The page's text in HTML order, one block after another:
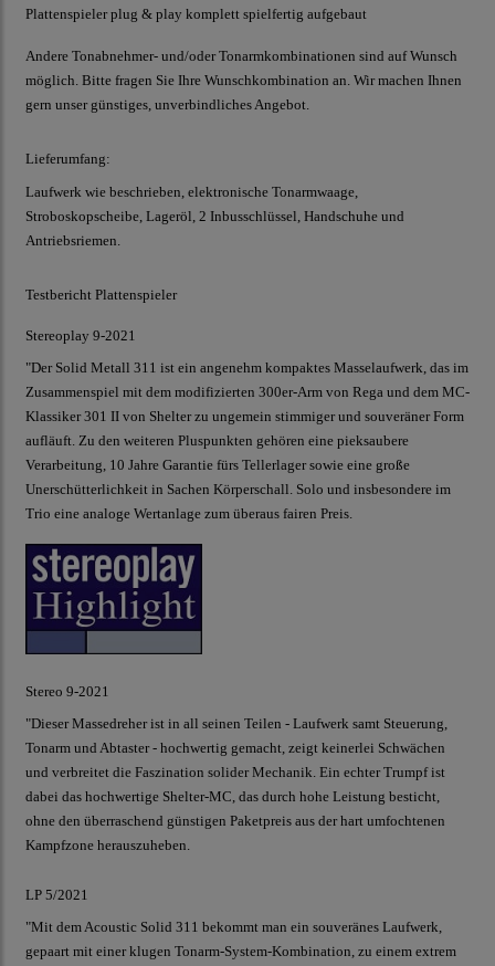
Plattenspieler plug & play komplett spielfertig aufgebaut
Andere Tonabnehmer- und/oder Tonarmkombinationen sind auf Wunsch
möglich. Bitte fragen Sie Ihre Wunschkombination an. Wir machen Ihnen
gern unser günstiges, unverbindliches Angebot.
Lieferumfang:
Laufwerk wie beschrieben, elektronische Tonarmwaage,
Stroboskopscheibe, Lageröl, 2 Inbusschlüssel, Handschuhe und
Antriebsriemen.
Testbericht Plattenspieler
Stereoplay 9-2021
"Der Solid Metall 311 ist ein angenehm kompaktes Masselaufwerk, das im
Zusammenspiel mit dem modifizierten 300er-Arm von Rega und dem MC-
Klassiker 301 II von Shelter zu ungemein stimmiger und souveräner Form
aufläuft. Zu den weiteren Pluspunkten gehören eine pieksaubere
Verarbeitung, 10 Jahre Garantie fürs Tellerlager sowie eine große
Unerschütterlichkeit in Sachen Körperschall. Solo und insbesondere im
Trio eine analoge Wertanlage zum überaus fairen Preis.
Stereo 9-2021
"Dieser Massedreher ist in all seinen Teilen - Laufwerk samt Steuerung,
Tonarm und Abtaster - hochwertig gemacht, zeigt keinerlei Schwächen
und verbreitet die Faszination solider Mechanik. Ein echter Trumpf ist
dabei das hochwertige Shelter-MC, das durch hohe Leistung besticht,
ohne den überraschend günstigen Paketpreis aus der hart umfochtenen
Kampfzone herauszuheben.
LP 5/2021
"Mit dem Acoustic Solid 311 bekommt man ein souveränes Laufwerk,
gepaart mit einer klugen Tonarm-System-Kombination, zu einem extrem